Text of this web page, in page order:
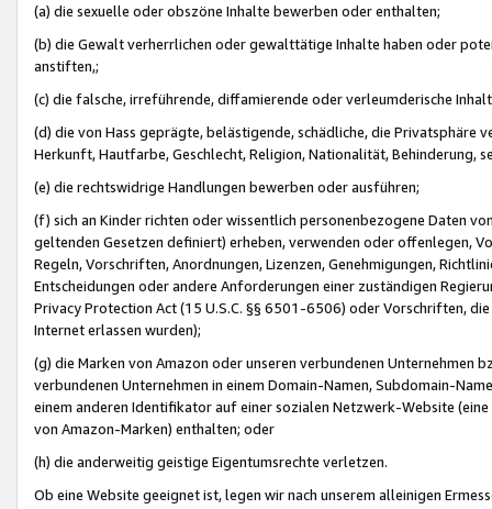
(a) die sexuelle oder obszöne Inhalte bewerben oder enthalten;
(b) die Gewalt verherrlichen oder gewalttätige Inhalte haben oder
anstiften,;
(c) die falsche, irreführende, diffamierende oder verleumderische
(d) die von Hass geprägte, belästigende, schädliche, die Privatsphäre
Herkunft, Hautfarbe, Geschlecht, Religion, Nationalität, Behinderung,
(e) die rechtswidrige Handlungen bewerben oder ausführen;
(f) sich an Kinder richten oder wissentlich personenbezogene Daten
geltenden Gesetzen definiert) erheben, verwenden oder offenlegen,
Regeln, Vorschriften, Anordnungen, Lizenzen, Genehmigungen,
Entscheidungen oder andere Anforderungen einer zuständigen
Privacy Protection Act (15 U.S.C. §§ 6501-6506) oder Vorschriften,
Internet erlassen wurden);
(g) die Marken von Amazon oder unseren verbundenen Unternehmen
verbundenen Unternehmen in einem Domain-Namen, Subdomain-
einem anderen Identifikator auf einer sozialen Netzwerk-Website
von Amazon-Marken) enthalten; oder
(h) die anderweitig geistige Eigentumsrechte verletzen.
Ob eine Website geeignet ist, legen wir nach unserem alleinigen